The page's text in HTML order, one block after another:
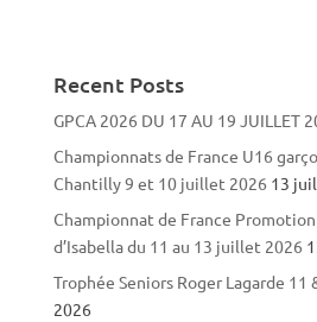
Recent Posts
GPCA 2026 DU 17 AU 19 JUILLET
Championnats de France U16
Chantilly 9 et 10 juillet 2026 13
Championnat de France
d’Isabella du 11 au 13 juillet 2026
Trophée Seniors Roger Lagarde 11
2026